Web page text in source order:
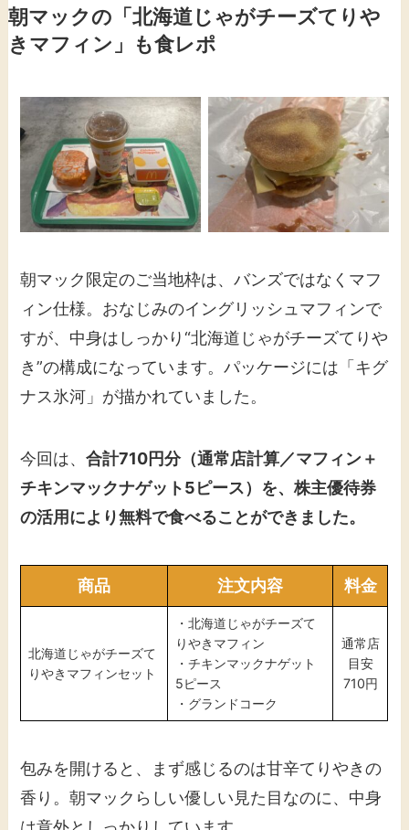
朝マックの「北海道じゃがチーズてりや
きマフィン」も食レポ
朝マック限定のご当地枠は、バンズではなくマフ
ィン仕様。おなじみのイングリッシュマフィンで
すが、中身はしっかり“北海道じゃがチーズてりや
き”の構成になっています。パッケージには「キグ
ナス氷河」が描かれていました。
今回は、合計710円分（通常店計算／マフィン＋
チキンマックナゲット5ピース）を、株主優待券
の活用により無料で食べることができました。
商品 注文内容 料金
北海道じゃがチーズて
りやきマフィンセット
・北海道じゃがチーズて
りやきマフィン
・チキンマックナゲット
5ピース
・グランドコーク
通常店
目安
710円
包みを開けると、まず感じるのは甘辛てりやきの
香り。朝マックらしい優しい見た目なのに、中身